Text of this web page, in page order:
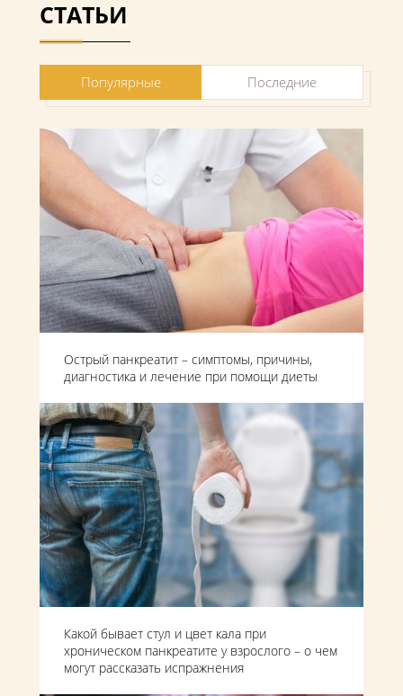
СТАТЬИ
Популярные Последние
Острый панкреатит – симптомы, причины,
диагностика и лечение при помощи диеты
Какой бывает стул и цвет кала при
хроническом панкреатите у взрослого – о чем
могут рассказать испражнения